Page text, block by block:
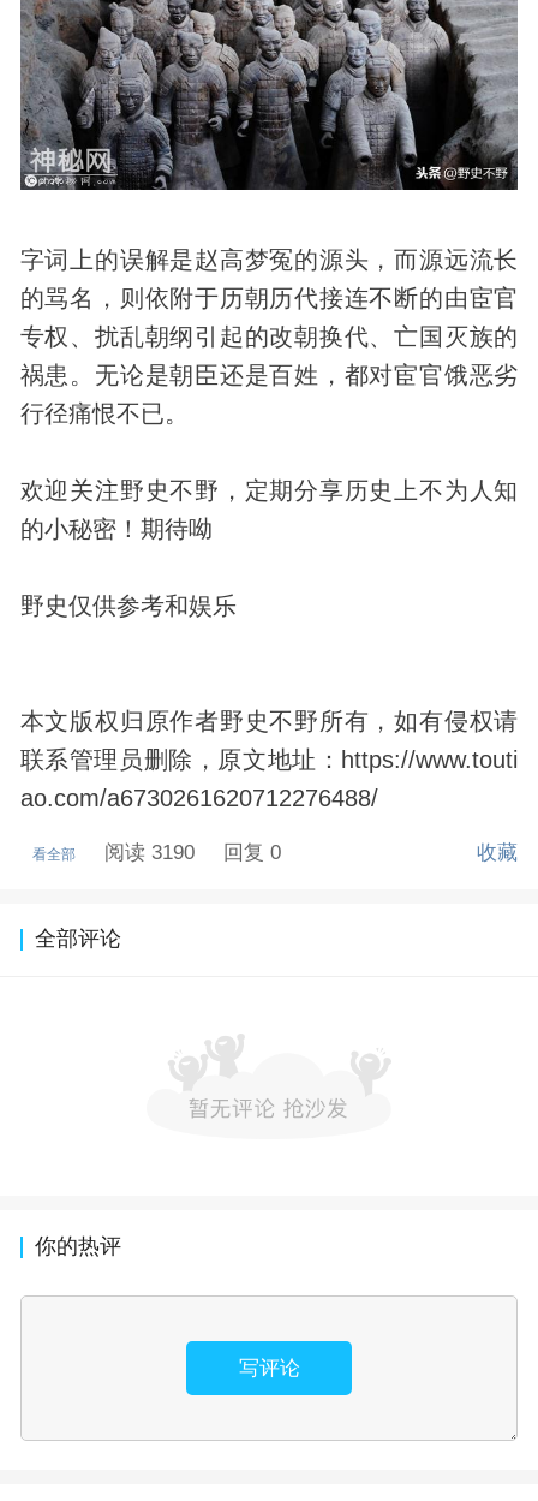
字词上的误解是赵高梦冤的源头，而源远流长
的骂名，则依附于历朝历代接连不断的由宦官
专权、扰乱朝纲引起的改朝换代、亡国灭族的
祸患。无论是朝臣还是百姓，都对宦官饿恶劣
行径痛恨不已。
欢迎关注野史不野，定期分享历史上不为人知
的小秘密！期待呦
野史仅供参考和娱乐
本文版权归原作者野史不野所有，如有侵权请
联系管理员删除，原文地址：https://www.touti
ao.com/a6730261620712276488/
看全部 阅读 3190 回复 0 收藏
全部评论
你的热评
写评论